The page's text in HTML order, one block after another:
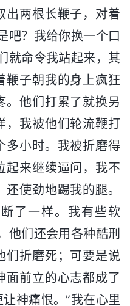
出两根长鞭子，对着
吧？我给你换一个口
就命令我站起来，其
鞭子朝我的身上疯狂
。他们打累了就换另
，我被他们轮流鞭打
多小时。我被折磨得
起来继续逼问，我不
使劲地踢我的腿。
了一样。我有些软
他们还会用各种酷刑
们折磨死；可要是说
面前立的心志都成了
神痛恨。”我在心里